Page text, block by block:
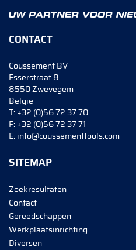
CONTACT
Coussement BV
Esserstraat 8
8550 Zwevegem
België
T:+32 (0)56 72 37 70
F:+32 (0)56 72 37 71
E:info@coussementtools.com
SITEMAP
Zoekresultaten
Contact
Gereedschappen
Werkplaatsinrichting
Diversen